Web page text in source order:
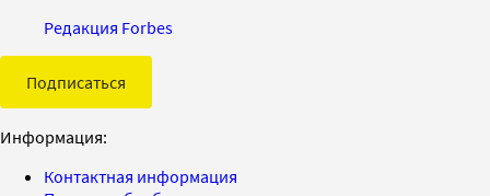
Редакция Forbes
Подписаться
Информация:
Контактная информация